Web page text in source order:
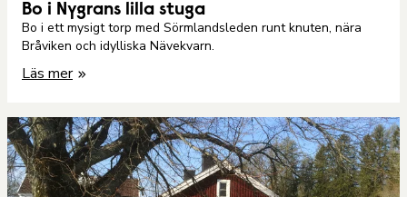
Bo i Nygrans lilla stuga
Bo i ett mysigt torp med Sörmlandsleden runt knuten, nära
Bråviken och idylliska Nävekvarn.
Läs mer